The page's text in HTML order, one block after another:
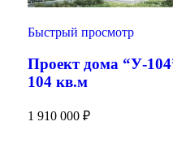
Быстрый просмотр
Проект дома “У-
104 кв.м
1 910 000 ₽